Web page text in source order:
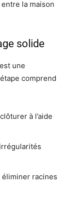
la maison
solide
une
comprend
à l’aide
racines